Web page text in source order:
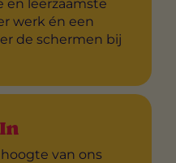
en leerzaamste
werk én een
de schermen bij
van ons